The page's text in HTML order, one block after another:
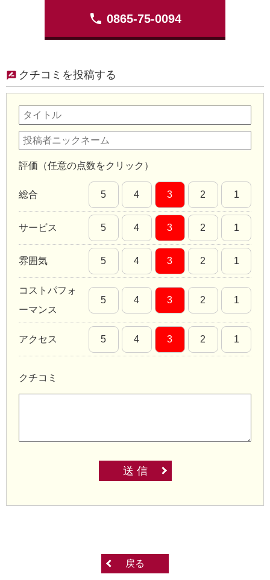
phone 0865-75-0094
クチコミを投稿する
評価（任意の点数をクリック）
総合 5 4 3 2 1
サービス 5 4 3 2 1
雰囲気 5 4 3 2 1
コストパフォ
ーマンス
5 4 3 2 1
アクセス 5 4 3 2 1
クチコミ
送 信
戻る